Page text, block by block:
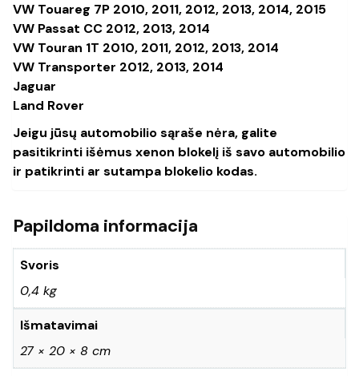
VW Touareg 7P 2010, 2011, 2012, 2013, 2014, 2015
VW Passat CC 2012, 2013, 2014
VW Touran 1T 2010, 2011, 2012, 2013, 2014
VW Transporter 2012, 2013, 2014
Jaguar
Land Rover
Jeigu jūsų automobilio sąraše nėra, galite
pasitikrinti išėmus xenon blokelį iš savo automobilio
ir patikrinti ar sutampa blokelio kodas.
Papildoma informacija
Svoris
0,4 kg
Išmatavimai
27 × 20 × 8 cm